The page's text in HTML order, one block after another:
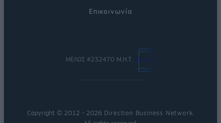
Επικοινωνία
ΜΕΛΟΣ #232470 Μ.Η.Τ.
Copyright © 2012 - 2026 Direction Business Network